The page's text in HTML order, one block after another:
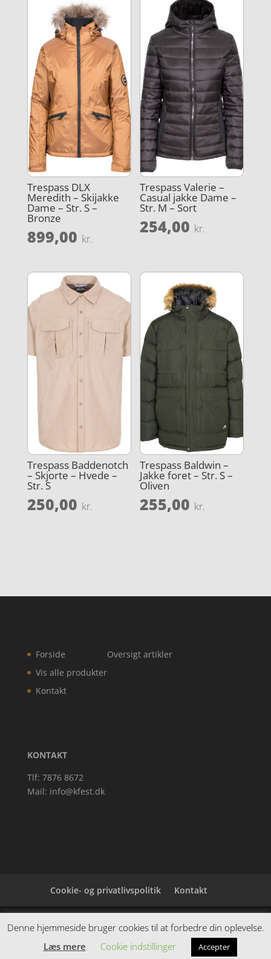
Trespass DLX
Meredith – Skijakke
Dame – Str. S –
Bronze
899,00 kr.
Trespass Valerie –
Casual jakke Dame –
Str. M – Sort
254,00 kr.
Trespass Baddenotch
– Skjorte – Hvede –
Str. S
250,00 kr.
Trespass Baldwin –
Jakke foret – Str. S –
Oliven
255,00 kr.
Forside
Vis alle produkter
Kontakt
Oversigt artikler
KONTAKT
Tlf: 7876 8672
Mail: info@kfest.dk
Cookie- og privatlivspolitik Kontakt
Denne hjemmeside samler et bredt udvalg af
spændende varer. Siden er et affiiliatesite, og nogle
links kan være affiliatelinks.
Denne hjemmeside bruger cookies til at forbedre din oplevelse.
Læs mere
Cookie indstillinger Accepter